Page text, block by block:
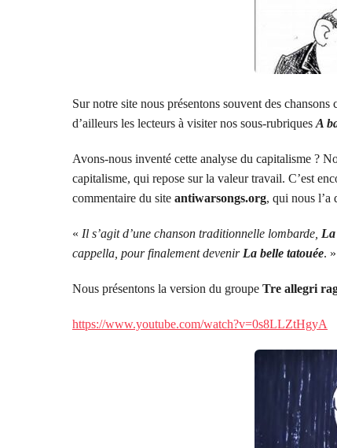
Sur notre site nous présentons souvent des
d’ailleurs les lecteurs à visiter nos sous-rubriques A
Avons-nous inventé cette analyse du capitalisme ?
capitalisme, qui repose sur la valeur travail. C’est
commentaire du site antiwarsongs.org, qui nous l’a
« Il s’agit d’une chanson traditionnelle lombarde,
cappella, pour finalement devenir La belle tatouée. »
Nous présentons la version du groupe Tre allegri
https://www.youtube.com/watch?v=0s8LLZtHgyA